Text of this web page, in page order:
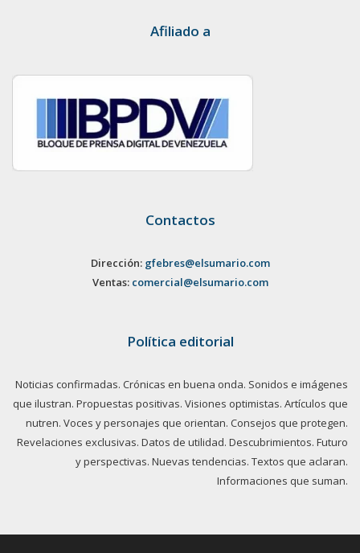
Afiliado a
Contactos
Dirección: gfebres@elsumario.com
Ventas: comercial@elsumario.com
Política editorial
Noticias confirmadas. Crónicas en buena onda. Sonidos e imágenes
que ilustran. Propuestas positivas. Visiones optimistas. Artículos que
nutren. Voces y personajes que orientan. Consejos que protegen.
Revelaciones exclusivas. Datos de utilidad. Descubrimientos. Futuro
y perspectivas. Nuevas tendencias. Textos que aclaran.
Informaciones que suman.